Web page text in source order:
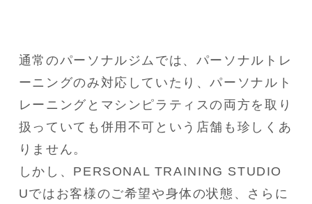
通常のパーソナルジムでは、パーソナルトレ
ーニングのみ対応していたり、パーソナルト
レーニングとマシンピラティスの両方を取り
扱っていても併用不可という店舗も珍しくあ
りません。
しかし、PERSONAL TRAINING STUDIO
Uではお客様のご希望や身体の状態、さらに